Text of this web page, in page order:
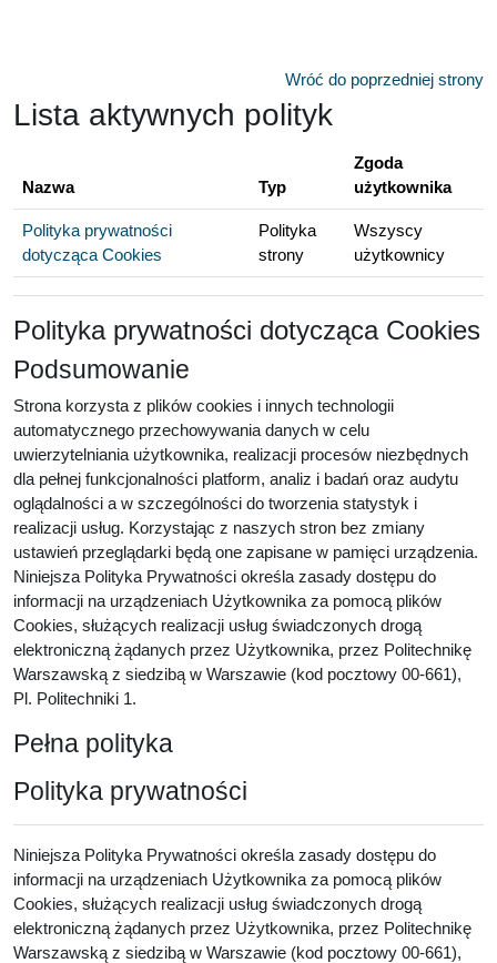
Wróć do poprzedniej strony
Lista aktywnych polityk
Nazwa Typ
Zgoda
użytkownika
Polityka prywatności
dotycząca Cookies
Polityka
strony
Wszyscy
użytkownicy
Polityka prywatności dotycząca Cookies
Podsumowanie
Strona korzysta z plików cookies i innych technologii
automatycznego przechowywania danych w celu
uwierzytelniania użytkownika, realizacji procesów niezbędnych
dla pełnej funkcjonalności platform, analiz i badań oraz audytu
oglądalności a w szczególności do tworzenia statystyk i
realizacji usług. Korzystając z naszych stron bez zmiany
ustawień przeglądarki będą one zapisane w pamięci urządzenia.
Niniejsza Polityka Prywatności określa zasady dostępu do
informacji na urządzeniach Użytkownika za pomocą plików
Cookies, służących realizacji usług świadczonych drogą
elektroniczną żądanych przez Użytkownika, przez Politechnikę
Warszawską z siedzibą w Warszawie (kod pocztowy 00-661),
Pl. Politechniki 1.
Pełna polityka
Polityka prywatności
Niniejsza Polityka Prywatności określa zasady dostępu do
informacji na urządzeniach Użytkownika za pomocą plików
Cookies, służących realizacji usług świadczonych drogą
elektroniczną żądanych przez Użytkownika, przez Politechnikę
Warszawską z siedzibą w Warszawie (kod pocztowy 00-661),